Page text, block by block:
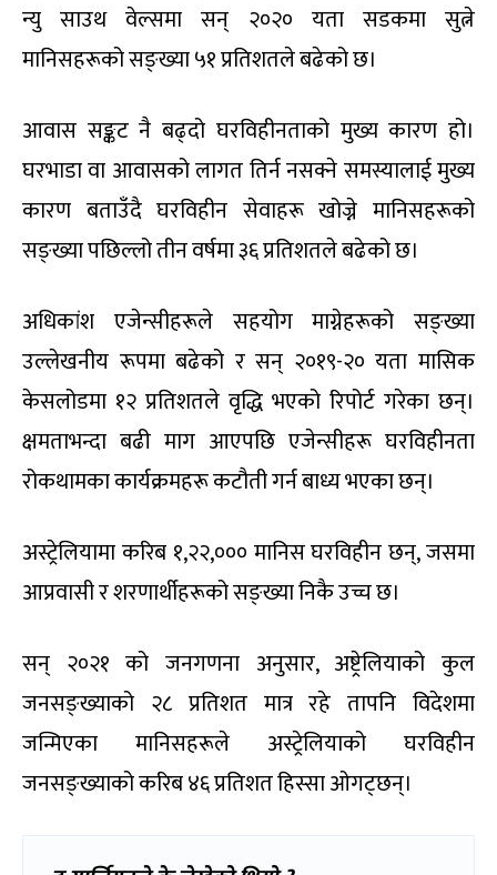
न्यु साउथ वेल्समा सन् २०२० यता सडकमा सुत्ने
मानिसहरूको सङ्ख्या ५१ प्रतिशतले बढेको छ।
आवास सङ्कट नै बढ्दो घरविहीनताको मुख्य कारण हो।
घरभाडा वा आवासको लागत तिर्न नसक्ने समस्यालाई मुख्य
कारण बताउँदै घरविहीन सेवाहरू खोज्ने मानिसहरूको
सङ्ख्या पछिल्लो तीन वर्षमा ३६ प्रतिशतले बढेको छ।
अधिकांश एजेन्सीहरूले सहयोग माग्नेहरूको सङ्ख्या
उल्लेखनीय रूपमा बढेको र सन् २०१९-२० यता मासिक
केसलोडमा १२ प्रतिशतले वृद्धि भएको रिपोर्ट गरेका छन्।
क्षमताभन्दा बढी माग आएपछि एजेन्सीहरू घरविहीनता
रोकथामका कार्यक्रमहरू कटौती गर्न बाध्य भएका छन्।
अस्ट्रेलियामा करिब १,२२,००० मानिस घरविहीन छन्, जसमा
आप्रवासी र शरणार्थीहरूको सङ्ख्या निकै उच्च छ।
सन् २०२१ को जनगणना अनुसार, अष्ट्रेलियाको कुल
जनसङ्ख्याको २८ प्रतिशत मात्र रहे तापनि विदेशमा
जन्मिएका मानिसहरूले अस्ट्रेलियाको घरविहीन
जनसङ्ख्याको करिब ४६ प्रतिशत हिस्सा ओगट्छन्।